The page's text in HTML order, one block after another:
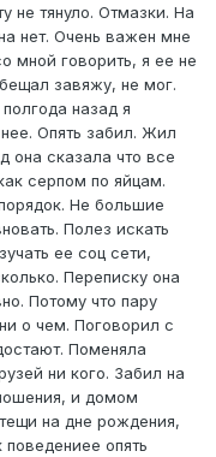
не тянуло. Отмазки. На
нет. Очень важен мне
мной говорить, я ее не
завяжу, не мог.
назад я
Опять забил. Жил
она сказала что все
серпом по яйцам.
Не большие
Полез искать
ее соц сети,
Переписку она
Потому что пару
о чем. Поговорил с
Поменяла
ни кого. Забил на
и домом
на дне рождения,
опять